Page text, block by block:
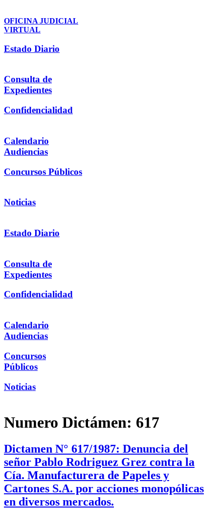
OFICINA JUDICIAL
VIRTUAL
Estado Diario
Consulta de
Expedientes
Confidencialidad
Calendario
Audiencias
Concursos Públicos
Noticias
Estado Diario
Consulta de
Expedientes
Confidencialidad
Calendario
Audiencias
Concursos
Públicos
Noticias
Numero Dictámen: 617
Dictamen N° 617/1987: Denuncia del
señor Pablo Rodriguez Grez contra la
Cía. Manufacturera de Papeles y
Cartones S.A. por acciones monopólicas
en diversos mercados.